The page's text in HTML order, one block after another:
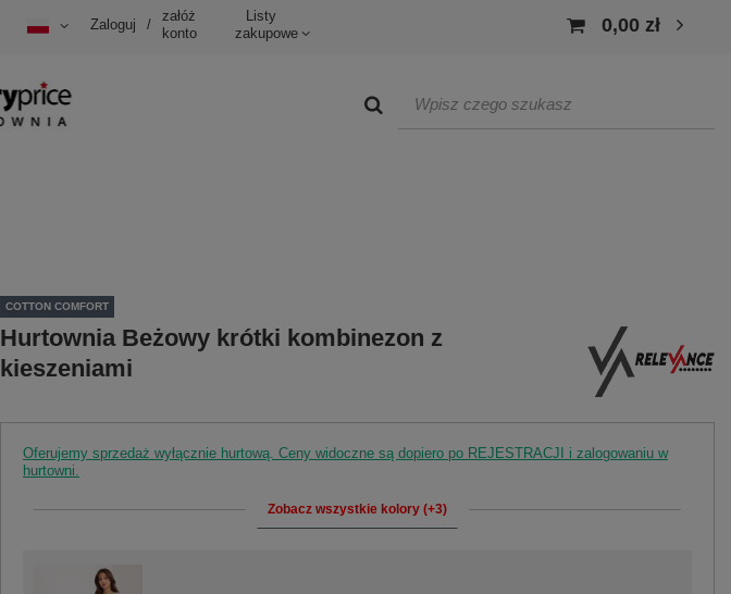
Zaloguj /
załóż
konto
Listy
zakupowe
0,00 zł
COTTON COMFORT
Hurtownia Beżowy krótki kombinezon z
kieszeniami
Oferujemy sprzedaż wyłącznie hurtową. Ceny widoczne są dopiero po REJESTRACJI i zalogowaniu w
hurtowni.
Zobacz wszystkie kolory (+3)